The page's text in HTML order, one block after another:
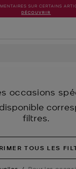
SUR CERTAINS
DÉCOUVRIR
occasions
filtres.
TOUS LES